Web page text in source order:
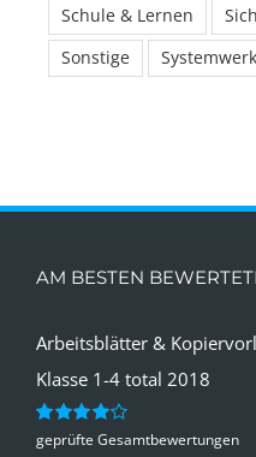
Schule & Lernen
Sonstige
AM BESTEN
Arbeitsblätter &
Klasse 1-4 total 2018
Bewertet
geprüfte Gesamtbewertungen